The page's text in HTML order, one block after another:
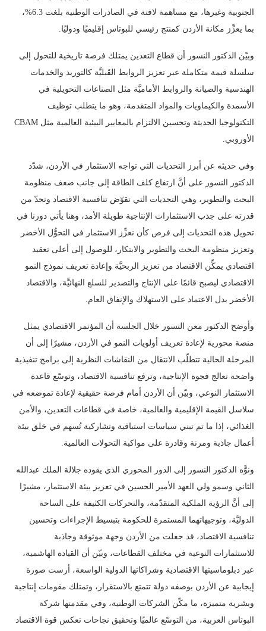
الجنوبية وغيرها، مع مساهمة لافتة في الصادرات الوطنية بلغت 6.3%،
بما يعزِّز مكانة الأردن كمنتج رئيسي للبوتاس إقليميًا ودوليًا.
وبيّن الدكتور النسور أن قطاع التعدين يمتلك فرصة تاريخية للتحول إلى
سلسلة قيمة متكاملة عبر تعزيز الروابط القَبليَّة كالتوريد والخدمات
الهندسية والصيانة والروابط الأماميَّة مثل الصناعات التحويلية في
الأسمدة والكيماويات والمواد المتقدمة، وهو ما يتطلب توظيف
التكنولوجيا الحديثة وتحسين الالتزام بالمعايير البيئية العالمية مثل CBAM
الأوروبي.
وفي حديثه عن أبرز التحديات التي تواجه الاستثمار في الأردن، شدّد
الدكتور النسور على أنَّ ارتفاع كلف الطاقة إلى جانب ضعف منظومة
البحث والتطوير، وهي التحديات التي تقوّض تنافسية الاقتصاد وتحدّ من
قدرته على جذب الاستثمارات الإنتاجية طويلة الأمد، وهنا يأتي دورنا في
تحويل هذه التحديات إلى فرص كأن نعزِّز الاستثمار في التحوُّل الأخضر
وتعزيز منظومة البحث والتطوير والابتكار، للوصول إلى أعلى تعقيد
اقتصادي يمكِّن الاقتصاد من تعزيز الربحيَّة وإعادة تعريف نموذج النمو
الاقتصادي ليصبح قائمًا على الإنتاج والتصدير للسلع النهائيَّة، والاقتصاد
الأخضر بدل الاعتماد على الاستهلاك والإنفاق العام.
وأوضح الدكتور معن النسور خلال الجلسة أن المؤتمر الاقتصادي يمثل
منصة محورية لإعادة تعريف أولويات النمو في الأردن، مشيرًا إلى أن
المرحلة الحالية تتطلّب الانتقال من النقاشات النظرية إلى برامج تنفيذية
واضحة تعالج فجوة الإنتاجية، وترفع تنافسية الاقتصاد، وتوسّع قاعدة
الاستثمار النوعي، وبيّن أن الأردن أمام فرصة حقيقية لإعادة تموضعه في
سلاسل القيمة الإقليمية والعالمية، خاصة في قطاعات التعدين، والأمن
الغذائي، إذا ما تم تبني سياسات استباقية وتشاركية تُسهم في خلق بيئة
أعمال جاذبة ومرنة وقادرة على مواكبة التحولات العالمية.
ونوًّه الدكتور النسور إلى الدور المحوري الذي يقوده جلالة الملك عبدالله
الثاني وسمو ولي العهد الأمير الحسين في تعزيز بيئة الاستثمار، مشيرًا
إلى أنَّ الرؤية الملكية المتقدّمة، والتحركات الكثيفة على الساحة
الدوليَّة، وتوجيهاتهما المستمرة للحكومة بتبسيط الإجراءات وتحسين
تنافسية الاقتصاد، قد جعلت من الأردن وجهة موثوقة وجاذبة
للاستثمارات النوعية في مختلف القطاعات، وبيّن أن القيادة الهاشمية،
عبر دبلوماسيتها الاقتصادية وشراكاتها الدولية الواسعة، أرست صورة
إيجابية عن الأردن بوصفه دولة تتمتع بالاستقرار، وتمتلك مقومات إنتاجية
وبشرية متميزة، ما مكّن الشركات الوطنية، وفي مقدمتها شركة
البوتاس العربية، من التوسّع عالميًا وتحقيق نجاحات تعكس قوة الاقتصاد